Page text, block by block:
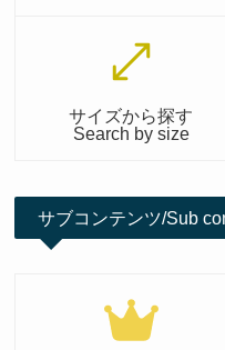
サイズから探す
Search by size
サブコンテンツ/Sub